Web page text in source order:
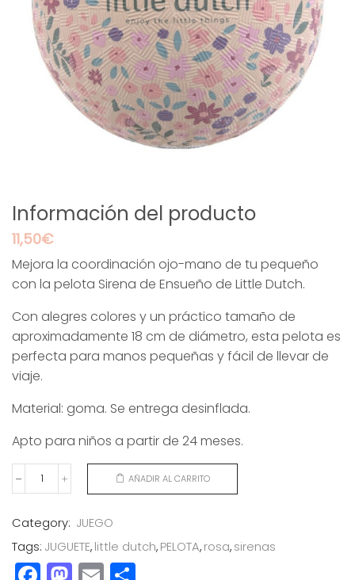
Información del producto
11,50€
Mejora la coordinación ojo-mano de tu pequeño
con la pelota Sirena de Ensueño de Little Dutch.
Con alegres colores y un práctico tamaño de
aproximadamente 18 cm de diámetro, esta pelota es
perfecta para manos pequeñas y fácil de llevar de
viaje.
Material: goma. Se entrega desinflada.
Apto para niños a partir de 24 meses.
PELOTA
SIRENAS
cantidad
AÑADIR AL CARRITO
Category: JUEGO
Tags: JUGUETE,little dutch,PELOTA,rosa,sirenas